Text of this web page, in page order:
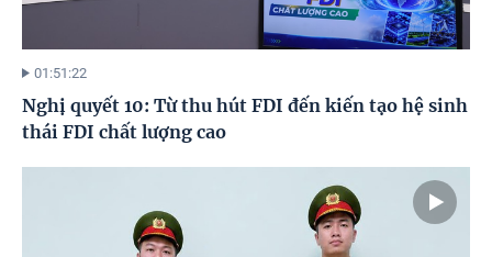
01:51:22
Nghị quyết 10: Từ thu hút FDI đến kiến tạo hệ sinh
thái FDI chất lượng cao